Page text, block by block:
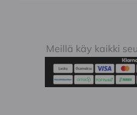
Meillä käy kaikki